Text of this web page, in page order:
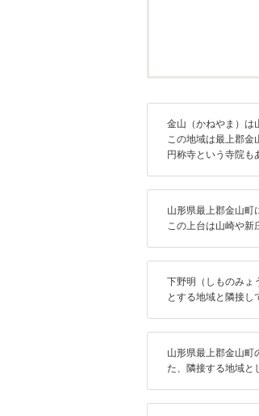
金山（かねやま）は
この地域は最上郡金
円称寺という寺院も
山形県最上郡金山町
この上台は山崎や新
下野明（しものみょ
とする地域と隣接し
山形県最上郡金山町
た、隣接する地域と